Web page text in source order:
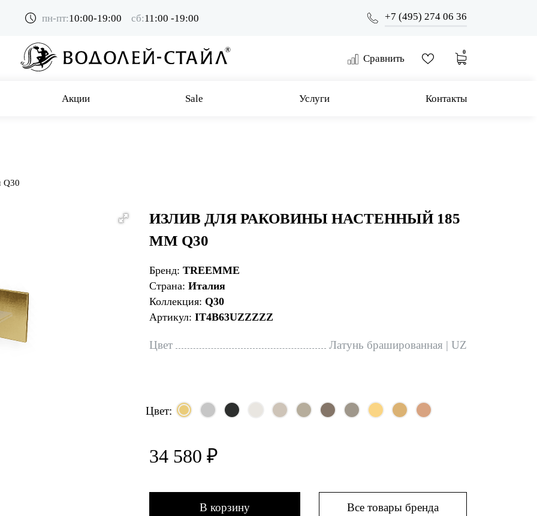
пн-пт:10:00-19:00 сб:11:00 -19:00 +7 (495) 274 06 36
Сравнить
0
Акции Sale Услуги Контакты
Q30
ИЗЛИВ ДЛЯ РАКОВИНЫ НАСТЕННЫЙ 185
ММ Q30
Бренд: TREEMME
Страна: Италия
Коллекция: Q30
Артикул: IT4B63UZZZZZ
Цвет Латунь брашированная | UZ
Цвет:
34 580 ₽
В корзину Все товары бренда